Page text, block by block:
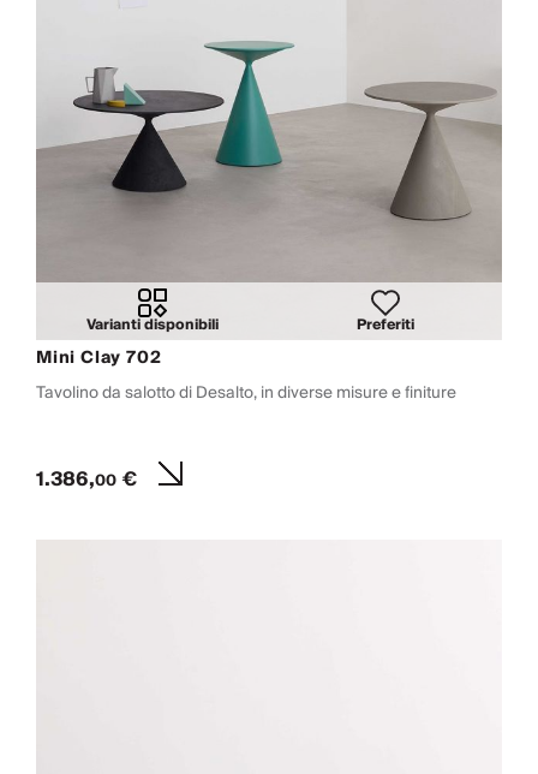
Varianti disponibili Preferiti
Mini Clay 702
Tavolino da salotto di Desalto, in diverse misure e finiture
1.386,00€